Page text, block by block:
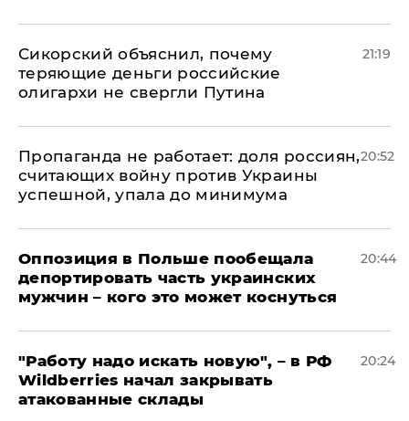
Сикорский объяснил, почему
теряющие деньги российские
олигархи не свергли Путина
21:19
​Пропаганда не работает: доля россиян,
считающих войну против Украины
успешной, упала до минимума
20:52
Оппозиция в Польше пообещала
депортировать часть украинских
мужчин – кого это может коснуться
20:44
"Работу надо искать новую", – в РФ
Wildberries начал закрывать
атакованные склады
20:24